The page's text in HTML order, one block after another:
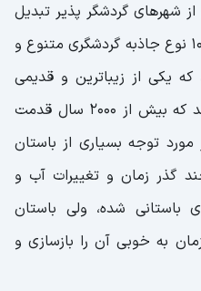
شهرهای گردشگر پذیر تبدیل
شده است. این جزیره بیش از 100 نوع جاذبه گردشگری متنوع و
یکی از زیباترین و قدیمی
می باشد که بیش از 2000 سال قدمت
توجه بسیاری از باستان
گذر زمان و تغییرات آب و
باستانی شده، ولی باستان
به خوبی آن را بازسازی و